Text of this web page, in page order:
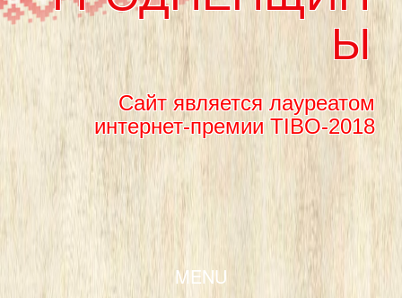
Ы
Сайт является лауреатом
интернет-премии TIBO-2018
MENU
SKIP TO CONTENT